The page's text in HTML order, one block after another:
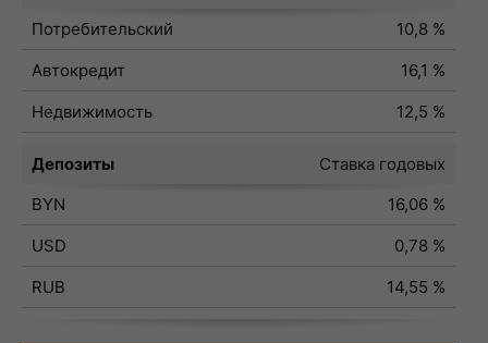
Потребительский
10,8 %
Автокредит
16,1 %
Недвижимость
12,5 %
Депозиты
Ставка годовых
BYN
16,06 %
USD
0,78 %
RUB
14,55 %